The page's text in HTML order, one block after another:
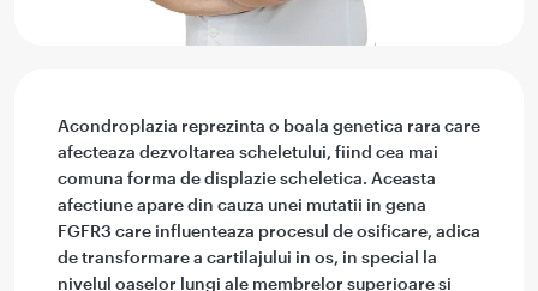
Acondroplazia reprezinta o boala genetica rara care
afecteaza dezvoltarea scheletului, fiind cea mai
comuna forma de displazie scheletica. Aceasta
afectiune apare din cauza unei mutatii in gena
FGFR3 care influenteaza procesul de osificare, adica
de transformare a cartilajului in os, in special la
nivelul oaselor lungi ale membrelor superioare si